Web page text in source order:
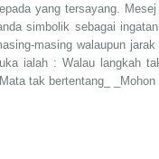
yang tersayang.
simbolik sebagai
masing walaupun
ialah : Walau langkah
_Mata tak bertentang_